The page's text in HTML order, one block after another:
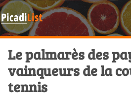
Le palmarès des
vainqueurs de la
tennis